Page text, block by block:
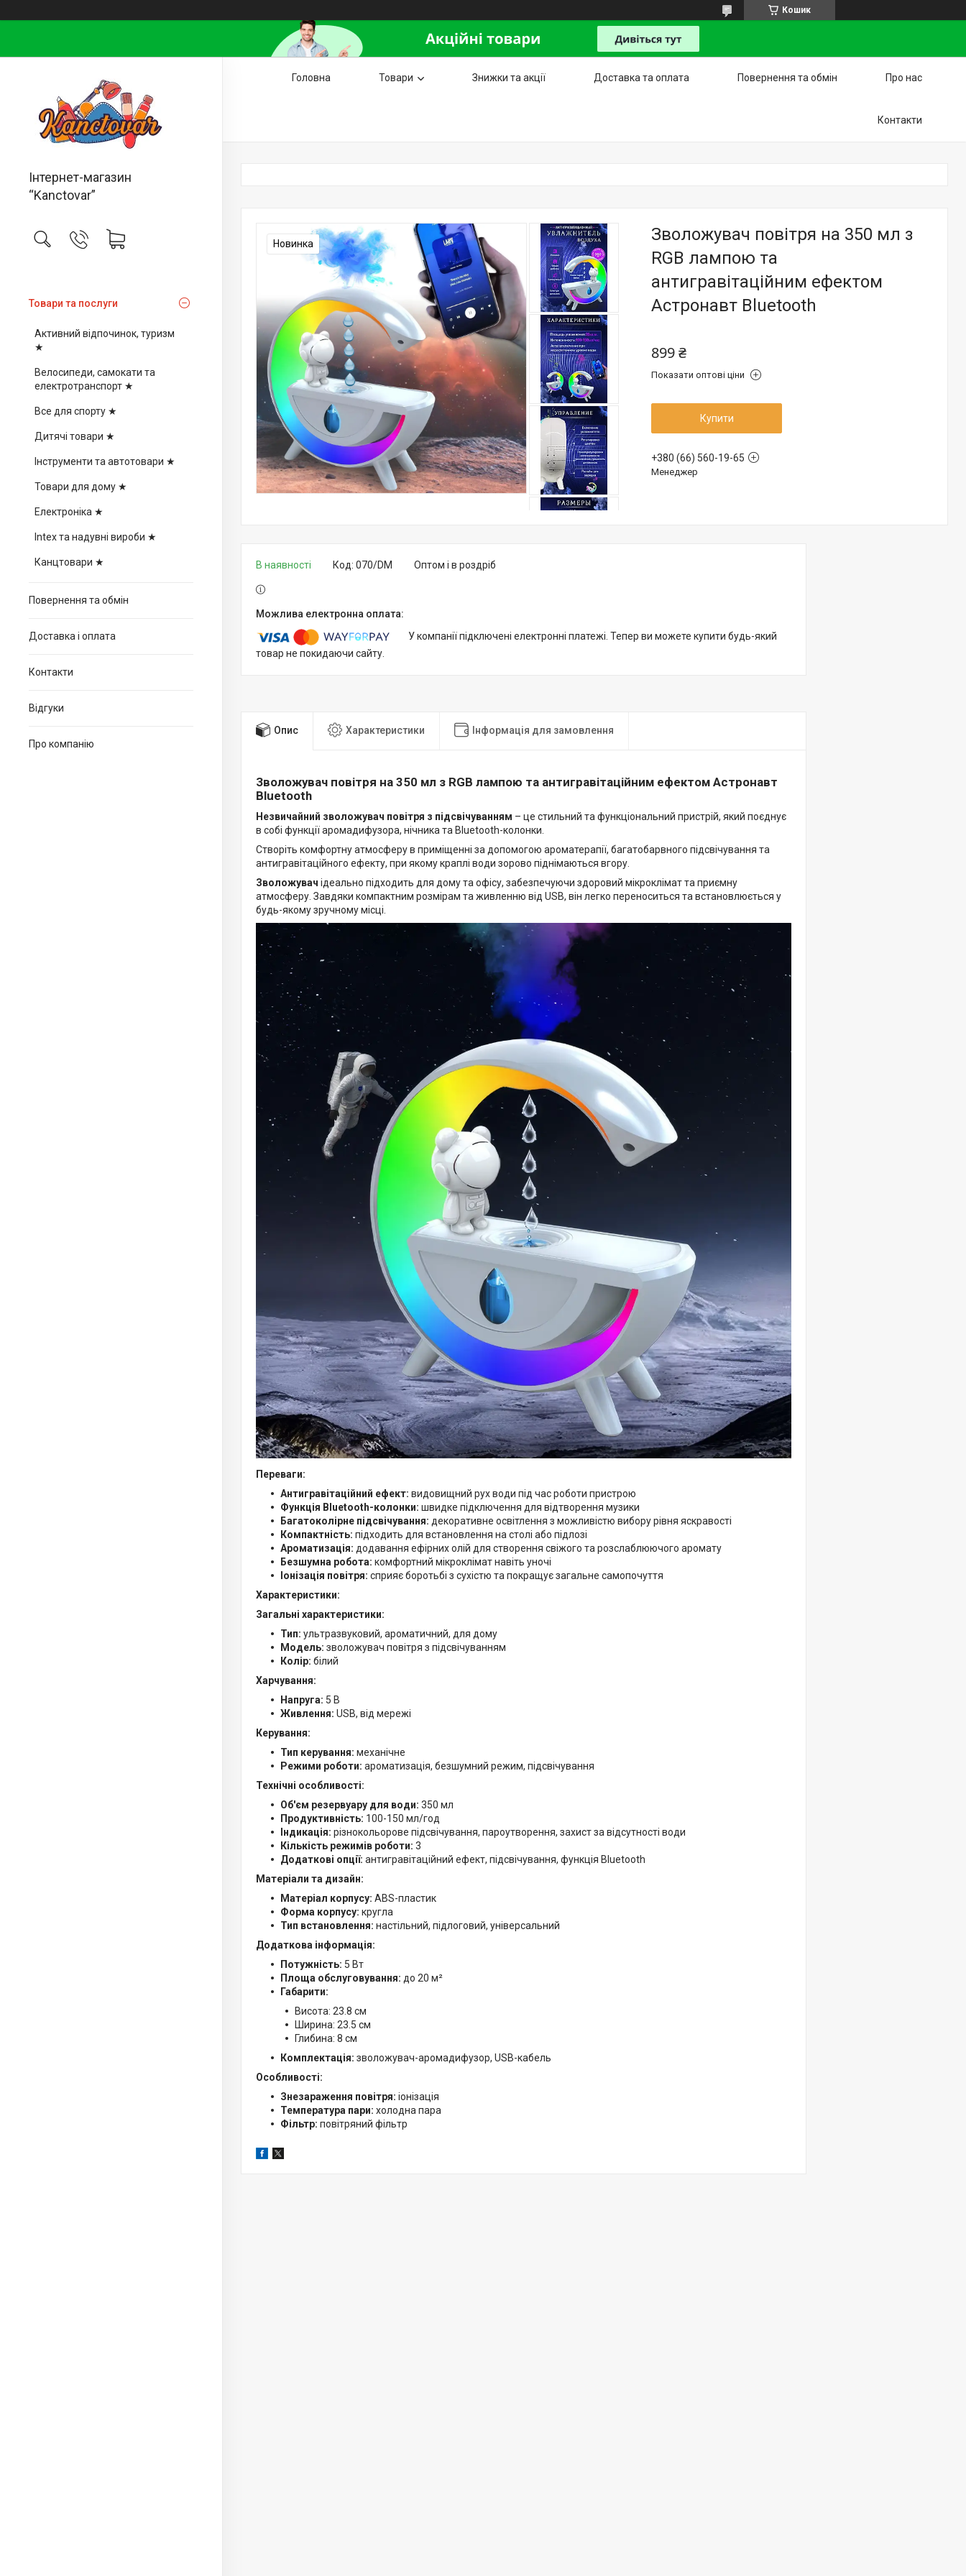
Кошик
Інтернет-магазин
“Kanctovar”
Товари та послуги
Активний відпочинок, туризм
★
Велосипеди, самокати та
електротранспорт ★
Все для спорту ★
Дитячі товари ★
Інструменти та автотовари ★
Товари для дому ★
Електроніка ★
Intex та надувні вироби ★
Канцтовари ★
Повернення та обмін
Доставка і оплата
Контакти
Відгуки
Про компанію
Головна Товари Знижки та акції Доставка та оплата Повернення та обмін Про нас
Контакти
Новинка
Зволожувач повітря на 350 мл з
RGB лампою та
антигравітаційним ефектом
Астронавт Bluetooth
899 ₴
Показати оптові ціни
Купити
+380 (66) 560-19-65
Менеджер
В наявності Оптом і в роздріб
Код: 070/DM
У компанії підключені електронні платежі. Тепер ви можете купити будь-який
товар не покидаючи сайту.
Опис Характеристики Інформація для замовлення
Зволожувач повітря на 350 мл з RGB лампою та антигравітаційним ефектом Астронавт
Bluetooth
Незвичайний зволожувач повітря з підсвічуванням – це стильний та функціональний пристрій, який поєднує
в собі функції аромадифузора, нічника та Bluetooth-колонки.
Створіть комфортну атмосферу в приміщенні за допомогою ароматерапії, багатобарвного підсвічування та
антигравітаційного ефекту, при якому краплі води зорово піднімаються вгору.
Зволожувач ідеально підходить для дому та офісу, забезпечуючи здоровий мікроклімат та приємну
атмосферу. Завдяки компактним розмірам та живленню від USB, він легко переноситься та встановлюється у
будь-якому зручному місці.
Переваги:
Антигравітаційний ефект: видовищний рух води під час роботи пристрою
Функція Bluetooth-колонки: швидке підключення для відтворення музики
Багатоколірне підсвічування: декоративне освітлення з можливістю вибору рівня яскравості
Компактність: підходить для встановлення на столі або підлозі
Ароматизація: додавання ефірних олій для створення свіжого та розслаблюючого аромату
Безшумна робота: комфортний мікроклімат навіть уночі
Іонізація повітря: сприяє боротьбі з сухістю та покращує загальне самопочуття
Характеристики:
Загальні характеристики:
Тип: ультразвуковий, ароматичний, для дому
Модель: зволожувач повітря з підсвічуванням
Колір: білий
Харчування:
Напруга: 5 В
Живлення: USB, від мережі
Керування:
Тип керування: механічне
Режими роботи: ароматизація, безшумний режим, підсвічування
Технічні особливості:
Об'єм резервуару для води: 350 мл
Продуктивність: 100-150 мл/год
Індикація: різнокольорове підсвічування, пароутворення, захист за відсутності води
Кількість режимів роботи: 3
Додаткові опції: антигравітаційний ефект, підсвічування, функція Bluetooth
Матеріали та дизайн:
Матеріал корпусу: ABS-пластик
Форма корпусу: кругла
Тип встановлення: настільний, підлоговий, універсальний
Додаткова інформація:
Потужність: 5 Вт
Площа обслуговування: до 20 м²
Габарити:
Висота: 23.8 см
Ширина: 23.5 см
Глибина: 8 см
Комплектація: зволожувач-аромадифузор, USB-кабель
Особливості:
Знезараження повітря: іонізація
Температура пари: холодна пара
Фільтр: повітряний фільтр